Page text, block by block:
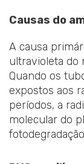
Causas do
A causa
ultravioleta do
Quando os
expostos aos
períodos, a
molecular do